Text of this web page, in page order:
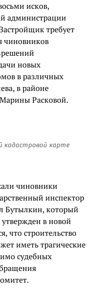
исков,
администрации
требует
чиновников
новых
в различных
в районе
Расковой.
кадастровой карте
чиновники
инспектор
Бутылкин, который
в новой
что строительство
иметь трагические
судебных